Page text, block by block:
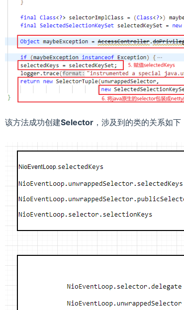
该方法成功创建Selector ，涉及到的类的关系如下